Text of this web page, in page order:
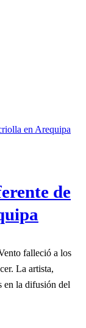
de
La artista,
en la difusión del